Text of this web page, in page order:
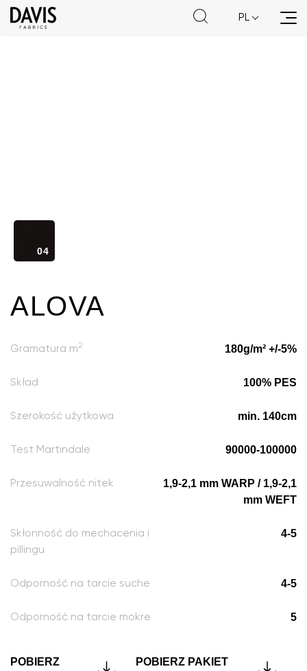
PL
04
48
ALOVA
Gramatura m2 180g/m² +/-5%
Skład 100% PES
Szerokość użytkowa min. 140cm
Test Martindale 90000-100000
Przesuwalność nitek
1,9-2,1 mm WARP / 1,9-2,1
mm WEFT
Skłonność do mechacenia i
pillingu
4-5
Odporność na tarcie suche 4-5
Odporność na tarcie mokre 5
POBIERZ
POBIERZ PAKIET